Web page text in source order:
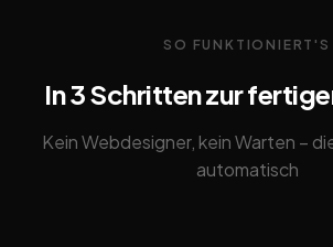
SO FUNKTIONIERT'S
In 3 Schritten zur
Kein Webdesigner, kein Warten –
automatisch